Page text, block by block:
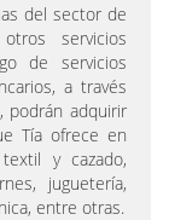
del sector de
servicios
de servicios
a través
podrán adquirir
Tía ofrece en
y cazado,
juguetería,
entre otras.